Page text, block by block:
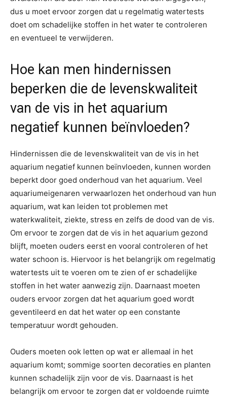
dus u moet ervoor zorgen dat u regelmatig watertests
doet om schadelijke stoffen in het water te controleren
en eventueel te verwijderen.
Hoe kan men hindernissen
beperken die de levenskwaliteit
van de vis in het aquarium
negatief kunnen beïnvloeden?
Hindernissen die de levenskwaliteit van de vis in het
aquarium negatief kunnen beïnvloeden, kunnen worden
beperkt door goed onderhoud van het aquarium. Veel
aquariumeigenaren verwaarlozen het onderhoud van hun
aquarium, wat kan leiden tot problemen met
waterkwaliteit, ziekte, stress en zelfs de dood van de vis.
Om ervoor te zorgen dat de vis in het aquarium gezond
blijft, moeten ouders eerst en vooral controleren of het
water schoon is. Hiervoor is het belangrijk om regelmatig
watertests uit te voeren om te zien of er schadelijke
stoffen in het water aanwezig zijn. Daarnaast moeten
ouders ervoor zorgen dat het aquarium goed wordt
geventileerd en dat het water op een constante
temperatuur wordt gehouden.
Ouders moeten ook letten op wat er allemaal in het
aquarium komt; sommige soorten decoraties en planten
kunnen schadelijk zijn voor de vis. Daarnaast is het
belangrijk om ervoor te zorgen dat er voldoende ruimte